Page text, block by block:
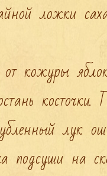
кожуры
лук
подсуши на